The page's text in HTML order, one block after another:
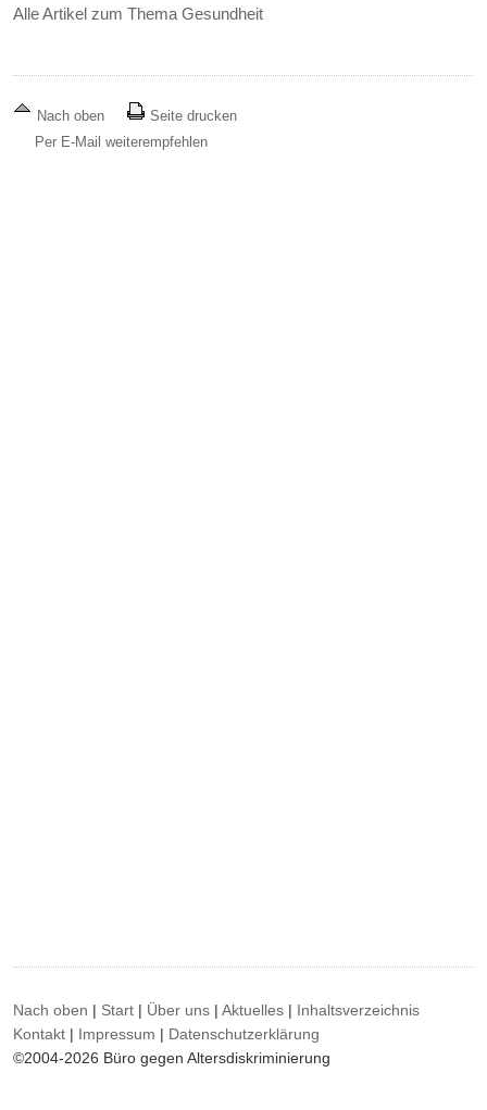
Alle Artikel zum Thema Gesundheit
Nach oben
Seite drucken
Per E-Mail weiterempfehlen
Nach oben | Start | Über uns |Aktuelles | Inhaltsverzeichnis
Kontakt | Impressum | Datenschutzerklärung
©2004-2026 Büro gegen Altersdiskriminierung